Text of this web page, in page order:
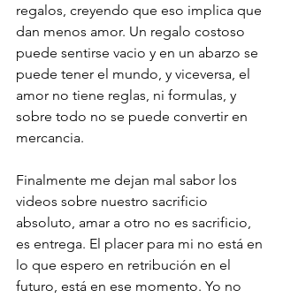
regalos, creyendo que eso implica que
dan menos amor. Un regalo costoso
puede sentirse vacio y en un abarzo se
puede tener el mundo, y viceversa, el
amor no tiene reglas, ni formulas, y
sobre todo no se puede convertir en
mercancia.
Finalmente me dejan mal sabor los
videos sobre nuestro sacrificio
absoluto, amar a otro no es sacrificio,
es entrega. El placer para mi no está en
lo que espero en retribución en el
futuro, está en ese momento. Yo no